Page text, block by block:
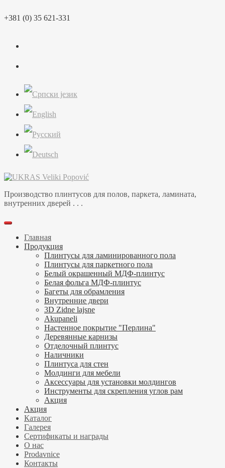
к
+381 (0) 35 621-331
Производство плинтусов для полов, паркета, ламината,
внутренних дверей . . .
Главная
Продукция
Плинтусы для ламинированного пола
Плинтусы для паркетного пола
Белый окрашенный МДФ-плинтус
Белая фольга МДФ-плинтус
Багеты для обрамления
Внутренние двери
3D Zidne lajsne
Akupaneli
Настенное покрытие "Перлина"
Деревянные карнизы
Отделочный плинтус
Наличники
Плинтуса для стен
Молдинги для мебели
Аксессуары для установки молдингов
Инструменты для скрепления углов рам
Акция
Акция
Каталог
Галерея
Сертификаты и награды
О нас
Prodavnice
Контакты